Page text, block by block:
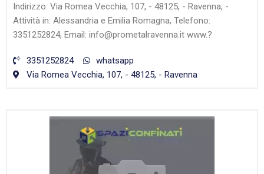
Indirizzo: Via Romea Vecchia, 107, - 48125, - Ravenna, -
Attività in: Alessandria e Emilia Romagna, Telefono:
3351252824, Email: info@prometalravenna.it www.?
3351252824
whatsapp
Via Romea Vecchia, 107, - 48125, - Ravenna